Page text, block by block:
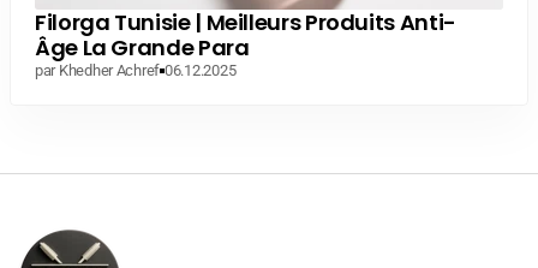
Filorga Tunisie | Meilleurs Produits Anti-
Âge La Grande Para
par Khedher Achref 06.12.2025